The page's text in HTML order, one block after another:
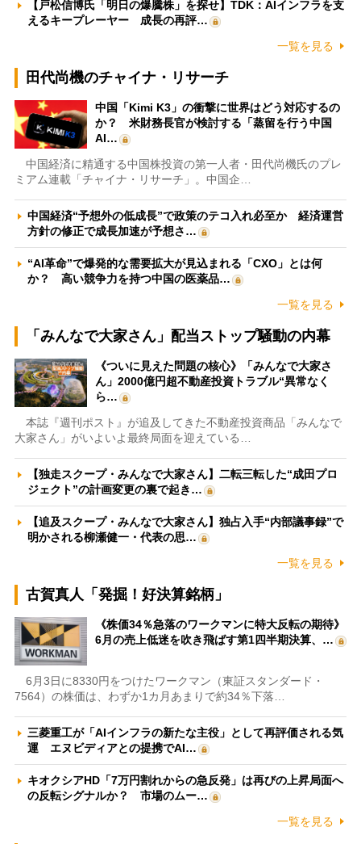
【戸松信博氏「明日の爆騰株」を探せ】TDK：AIインフラを支
えるキープレーヤー 成長の再評…
一覧を見る
田代尚機のチャイナ・リサーチ
中国「Kimi K3」の衝撃に世界はどう対応するの
か？ 米財務長官が検討する「蒸留を行う中国
AI…
中国経済に精通する中国株投資の第一人者・田代尚機氏のプレ
ミアム連載「チャイナ・リサーチ」。中国企…
中国経済“予想外の低成長”で政策のテコ入れ必至か 経済運営
方針の修正で成長加速が予想さ…
“AI革命”で爆発的な需要拡大が見込まれる「CXO」とは何
か？ 高い競争力を持つ中国の医薬品…
一覧を見る
「みんなで大家さん」配当ストップ騒動の内幕
《ついに見えた問題の核心》「みんなで大家さ
ん」2000億円超不動産投資トラブル“異常なく
ら…
本誌『週刊ポスト』が追及してきた不動産投資商品「みんなで
大家さん」がいよいよ最終局面を迎えている…
【独走スクープ・みんなで大家さん】二転三転した“成田プロ
ジェクト”の計画変更の裏で起き…
【追及スクープ・みんなで大家さん】独占入手“内部議事録”で
明かされる柳瀬健一・代表の思…
一覧を見る
古賀真人「発掘！好決算銘柄」
《株価34％急落のワークマンに特大反転の期待》
6月の売上低迷を吹き飛ばす第1四半期決算、…
6月3日に8330円をつけたワークマン（東証スタンダード・
7564）の株価は、わずか1カ月あまりで約34％下落…
三菱重工が「AIインフラの新たな主役」として再評価される気
運 エヌビディアとの提携でAI…
キオクシアHD「7万円割れからの急反発」は再びの上昇局面へ
の反転シグナルか？ 市場のムー…
一覧を見る